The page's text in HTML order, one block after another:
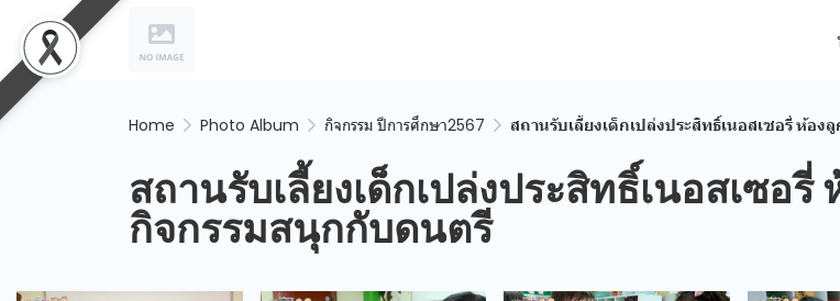
Home Photo Album กิจกรรม ปีการศึกษา2567 สถานรับเลี้ยงเด็กเปล่งประสิทธิ์เนอสเซอรี่ ห้อ
สถานรับเลี้ยงเด็กเปล่งประสิทธิ์เนอสเซอ
กิจกรรมสนุกกับดนตรี